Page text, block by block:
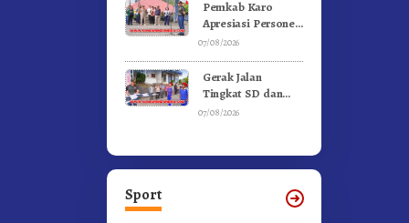
Foto Dan
Videokan!
Pemkab Karo
Apresiasi Personel
Satpol PP, Linmas,
Kebakaran
07/08/2026
Gerak Jalan
Tingkat SD dan
SMP Untuk
Sekda Karo
07/08/2026
Sport